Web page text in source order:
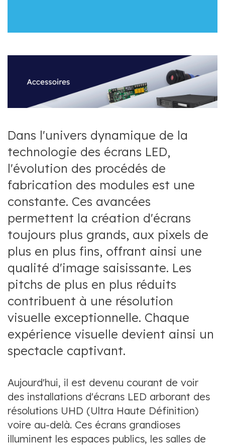
Dans l'univers dynamique de la
technologie des écrans LED,
l'évolution des procédés de
fabrication des modules est une
constante. Ces avancées
permettent la création d'écrans
toujours plus grands, aux pixels de
plus en plus fins, offrant ainsi une
qualité d'image saisissante. Les
pitchs de plus en plus réduits
contribuent à une résolution
visuelle exceptionnelle. Chaque
expérience visuelle devient ainsi un
spectacle captivant.
Aujourd'hui, il est devenu courant de voir
des installations d'écrans LED arborant des
résolutions UHD (Ultra Haute Définition)
voire au-delà. Ces écrans grandioses
illuminent les espaces publics, les salles de